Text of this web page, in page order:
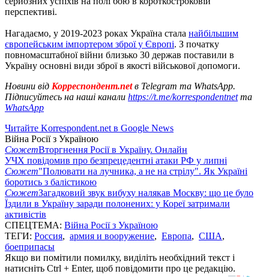
перспективі.
Нагадаємо, у 2019-2023 роках Україна стала найбільшим
європейським імпортером зброї у Європі. З початку
повномасштабної війни близько 30 держав поставили в
Україну основні види зброї в якості військової допомоги.
Новини від Корреспондент.netв Telegram та WhatsApp.
Підписуйтесь на наші канали https://t.me/korrespondentnetта
WhatsApp
Читайте Korrespondent.net в Google News
Війна Росії з Україною
СюжетВторгнення Росії в Україну. Онлайн
УЧХ повідомив про безпрецедентні атаки РФ у липні
Сюжет"Полювати на лучника, а не на стрілу". Як Україні
боротись з балістикою
СюжетЗагадковий звук вибуху налякав Москву: що це було
Їздили в Україну заради полонених: у Кореї затримали
активістів
СПЕЦТЕМА: Війна Росії з Україною
ТЕГИ: Россия, армия и вооружение, Европа, США,
боеприпасы
Якщо ви помітили помилку, виділіть необхідний текст і
натисніть Ctrl + Enter, щоб повідомити про це редакцію.